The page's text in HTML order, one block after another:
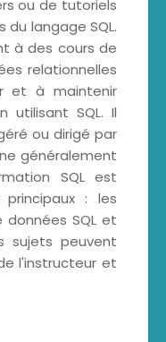
ou de tutoriels
langage SQL.
à des cours de
relationnelles
et à maintenir
utilisant SQL. Il
ou dirigé par
généralement
SQL est
: les
données SQL et
sujets peuvent
l'instructeur et